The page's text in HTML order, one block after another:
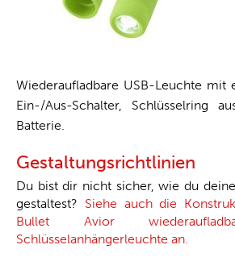
Wiederaufladbare USB-Leuchte mit
Ein-/Aus-Schalter, Schlüsselring
Batterie.
Gestaltungsrichtlinien
Du bist dir nicht sicher, wie du
gestaltest? Siehe auch die
Bullet Avior
Schlüsselanhängerleuchte an.